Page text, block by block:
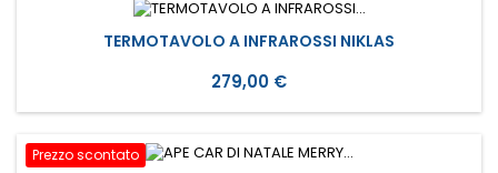
TERMOTAVOLO A INFRAROSSI NIKLAS
Prezzo
279,00 €
Prezzo scontato